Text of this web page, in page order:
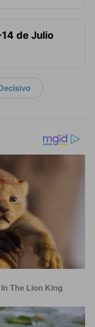
de Julio